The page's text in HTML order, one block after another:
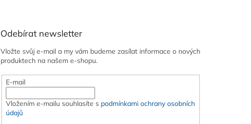
Odebírat newsletter
Vložte svůj e-mail a my vám budeme zasílat informace o nových
produktech na našem e-shopu.
E-mail
Vložením e-mailu souhlasíte s podmínkami ochrany osobních
údajů